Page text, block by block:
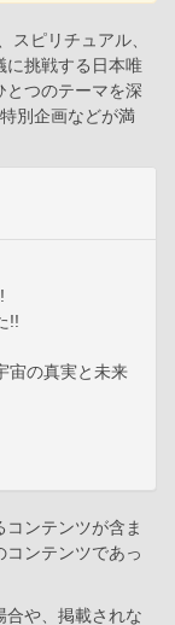
スピリチュアル、
に挑戦する日本唯
とつのテーマを深
別企画などが満
!!
宙の真実と未来
ンテンツが含ま
ンテンツであっ
や、掲載されな